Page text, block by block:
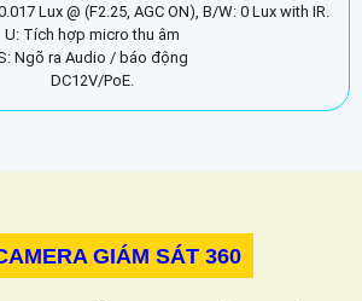
Lux @ (F2.25, AGC ON), B/W: 0 Lux with IR.
U: Tích hợp micro thu âm
Ngõ ra Audio / báo động
DC12V/PoE.
GIÁM SÁT 360